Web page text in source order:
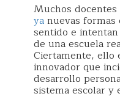
Muchos docentes
yanuevas formas
sentido e
de una escuela
Ciertamente, ello
innovador que
desarrollo
sistema escolar y